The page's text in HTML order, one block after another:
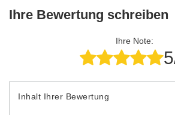
Ihre Bewertung schreiben
Ihre Note:
Inhalt Ihrer Bewertung